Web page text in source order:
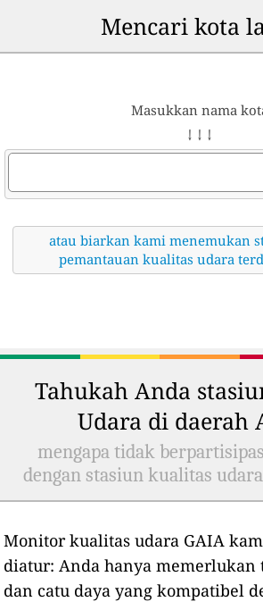
Mencari kota
Masukkan nama
↓ ↓ ↓
atau biarkan kami menemukan
pemantauan kualitas udara
Tahukah Anda
Udara di daerah
mengapa tidak
dengan stasiun kualitas
Monitor kualitas udara GAIA
diatur: Anda hanya memerlukan
dan catu daya yang kompatibel